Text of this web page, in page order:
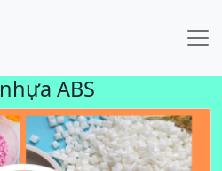
nhựa ABS